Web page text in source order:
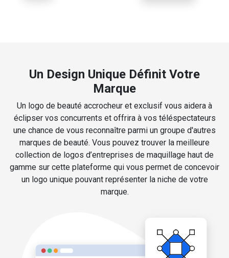
Un Design Unique Définit Votre
Marque
Un logo de beauté accrocheur et exclusif vous aidera à
éclipser vos concurrents et offrira à vos téléspectateurs
une chance de vous reconnaître parmi un groupe d'autres
marques de beauté. Vous pouvez trouver la meilleure
collection de logos d’entreprises de maquillage haut de
gamme sur cette plateforme qui vous permet de concevoir
un logo unique pouvant représenter la niche de votre
marque.